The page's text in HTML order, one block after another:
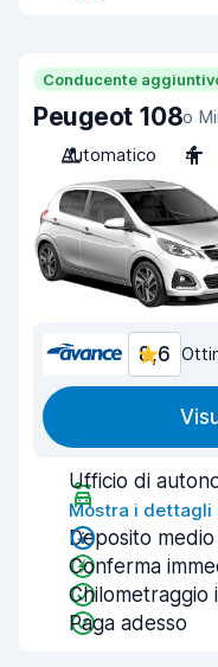
Conducente
Peugeot 108o
Automatico
4
8,6
Ufficio di
Mostra i dettagli
Deposito medio
Conferma
Chilometraggio
Paga adesso